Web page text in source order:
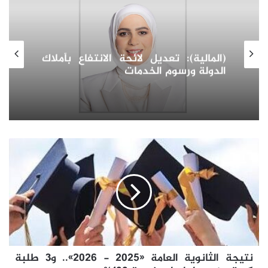
سوق العقارات في أوزبكستان:
استكشاف آفاق النمو والاستثمار
واتجاهات الطلب للعقارات كمرآة التحول
الاقتصادي
«2025
2026»..
و3
طلبة
كويتيين
حصلوا
نتيجة الثانوية العامة «2025 - 2026».. و3 طلبة